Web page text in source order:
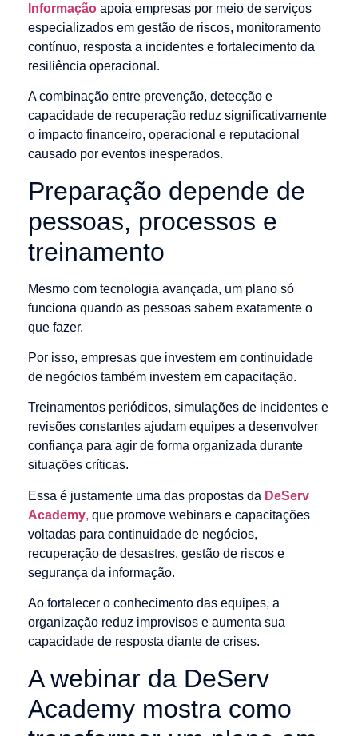
Informação apoia empresas por meio de serviços
especializados em gestão de riscos, monitoramento
contínuo, resposta a incidentes e fortalecimento da
resiliência operacional.
A combinação entre prevenção, detecção e
capacidade de recuperação reduz significativamente
o impacto financeiro, operacional e reputacional
causado por eventos inesperados.
Preparação depende de
pessoas, processos e
treinamento
Mesmo com tecnologia avançada, um plano só
funciona quando as pessoas sabem exatamente o
que fazer.
Por isso, empresas que investem em continuidade
de negócios também investem em capacitação.
Treinamentos periódicos, simulações de incidentes e
revisões constantes ajudam equipes a desenvolver
confiança para agir de forma organizada durante
situações críticas.
Essa é justamente uma das propostas da DeServ
Academy, que promove webinars e capacitações
voltadas para continuidade de negócios,
recuperação de desastres, gestão de riscos e
segurança da informação.
Ao fortalecer o conhecimento das equipes, a
organização reduz improvisos e aumenta sua
capacidade de resposta diante de crises.
A webinar da DeServ
Academy mostra como